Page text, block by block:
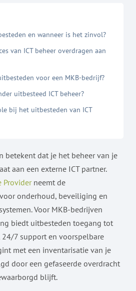
en wanneer is het zinvol?
van ICT beheer overdragen aan
voor een MKB-bedrijf?
uitbesteed ICT beheer?
bij het uitbesteden van ICT
betekent dat je het beheer van je
aan een externe ICT partner.
Providerneemt de
onderhoud, beveiliging en
Voor MKB-bedrijven
biedt uitbesteden toegang tot
7 support en voorspelbare
met een inventarisatie van je
door een gefaseerde overdracht
blijft.